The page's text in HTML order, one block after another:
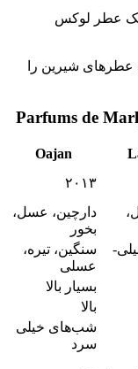
عطر لوکس
شیرین را
Oajan
۲۰۱۳
دارچین، عسل،
بخور
سنگین، تیره،
عسلی
بسیار بالا
بالا
شب‌های خیلی
سرد